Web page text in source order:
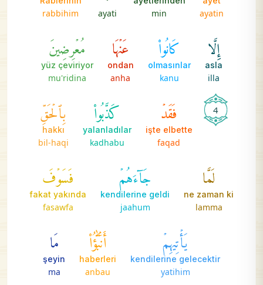
ayatin
min
ayati
rabbihim
إِلَّا
asla
illa
كَانُواْ
olmasınlar
kanu
عَنۡهَا
ondan
anha
مُعۡرِضِينَ
yüz çeviriyor
mu'ridina
4 فَقَدۡ
işte elbette
faqad
كَذَّبُواْ
yalanladılar
kadhabu
بِٱلۡحَقِّ
hakkı
bil-haqi
لَمَّا
ne zaman ki
lamma
جَآءَهُمۡ
kendilerine geldi
jaahum
فَسَوۡفَ
fakat yakında
fasawfa
يَأۡتِيهِمۡ
kendilerine gelecektir
yatihim
أَنۢبَٰٓؤُاْ
haberleri
anbau
مَا
şeyin
ma